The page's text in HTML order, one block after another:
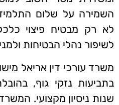
השמירה על שלום
לא רק מבטיח פיצוי
לשיפור נהלי הבטיחות
משרד עורכי דין אריאל
שנות ניסיון מקצועי.